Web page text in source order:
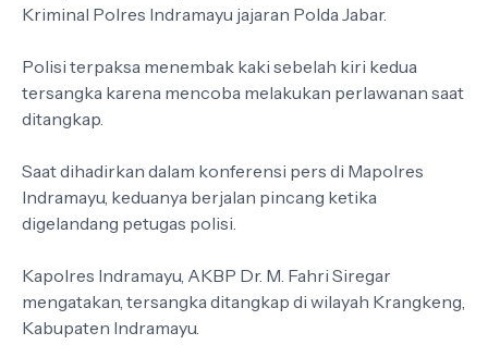
Kriminal Polres Indramayu jajaran Polda Jabar.
Polisi terpaksa menembak kaki sebelah kiri kedua
tersangka karena mencoba melakukan perlawanan saat
ditangkap.
Saat dihadirkan dalam konferensi pers di Mapolres
Indramayu, keduanya berjalan pincang ketika
digelandang petugas polisi.
Kapolres Indramayu, AKBP Dr. M. Fahri Siregar
mengatakan, tersangka ditangkap di wilayah Krangkeng,
Kabupaten Indramayu.